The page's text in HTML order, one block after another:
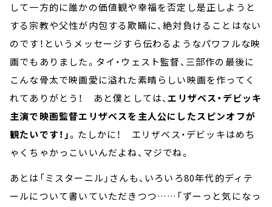
して一方的に誰かの価値観や幸福を否定し是正しようと
する宗教や父性が内包する欺瞞に、絶対負けることはない
のです！というメッセージすら伝わるようなパワフルな映
画でもありました。タイ・ウェスト監督、三部作の最後に
こんな骨太で映画愛に溢れた素晴らしい映画を作ってく
れてありがとう！ あと僕としては、エリザベス・デビッキ
主演で映画監督エリザベスを主人公にしたスピンオフが
観たいです！」。たしかに！ エリザベス・デビッキはめち
ゃくちゃかっこいいんだよね、マジでね。
あとは「ミスターニル」さんも、いろいろ80年代的ディテ
ールについて書いていただきつつ……「ずーっと気になっ